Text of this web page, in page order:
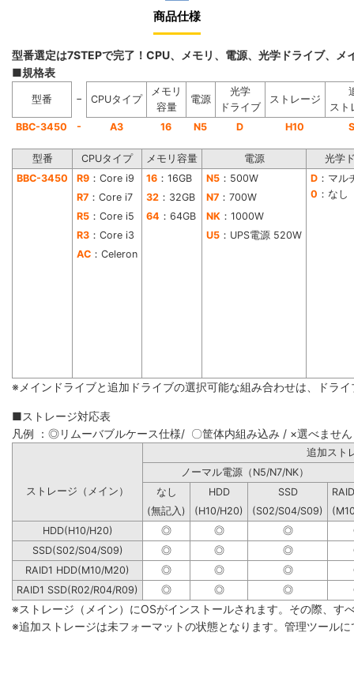
商品仕様
型番選定は7STEPで完了！CPU、メモリ、電源、光学ドライブ、
■規格表
型番 − CPUタイプ
メモリ
容量
電源
光学
ドライブ
ストレージ
スト
BBC-3450
- A3 16 N5 D H10
型番 CPUタイプ メモリ容量 電源
光学
BBC-3450
R9 ：Core i9 16 ：16GB N5 ：500W D ：マル
0 ：なし
R7 ：Core i7 32 ：32GB N7 ：700W
R5 ：Core i5 64 ：64GB NK ：1000W
R3 ：Core i3 U5 ：UPS電源 520W
AC ：Celeron
※メインドライブと追加ドライブの選択可能な組み合わせは、ドラ
■ストレージ対応表
凡例 ：◎リムーバブルケース仕様/ 〇筐体内組み込み / ×選べません
追
ノーマル電源（N5/N7/NK）
ストレージ（メイン）
なし HDD SSD
(無記入)
(H10/H20) (S02/S04/S09)
HDD(H10/H20)
◎ ◎ ◎
SSD(S02/S04/S09)
◎ ◎ ◎
RAID1 HDD(M10/M20)
◎ ◎ ◎
RAID1 SSD(R02/R04/R09)
◎ ◎ ◎
※ストレージ（メイン）にOSがインストールされます。その際、す
※追加ストレージは未フォーマットの状態となります。管理ツール